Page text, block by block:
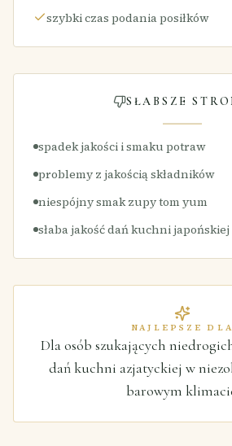
szybki czas podania posiłków
SŁABSZE
spadek jakości i smaku potraw
problemy z jakością składników
niespójny smak zupy tom yum
słaba jakość dań kuchni japońskiej
NAJLEPSZE DLA
Dla osób szukających
dań kuchni azjatyckiej w
barowym